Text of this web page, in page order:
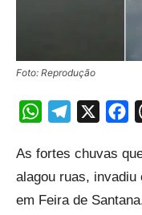
Foto: Reprodução
WhatsAppTelegram
As fortes chuvas
alagou ruas,
em Feira de